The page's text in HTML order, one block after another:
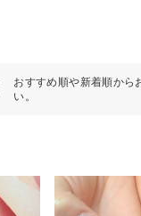
おすすめ順や新着順から
い。